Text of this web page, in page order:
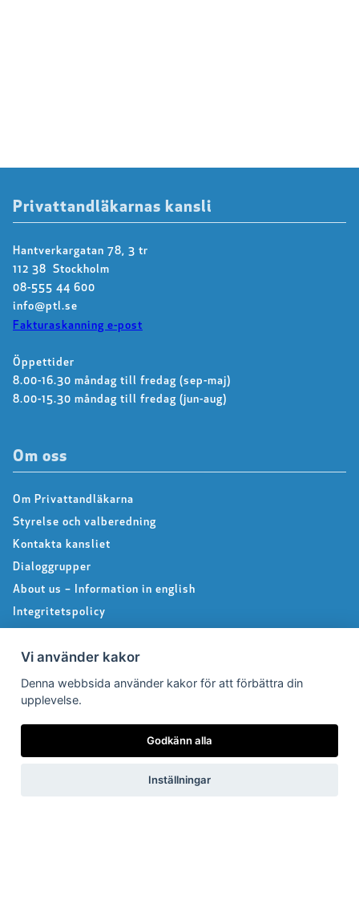
Privattandläkarnas kansli
Hantverkargatan 78, 3 tr
112 38 Stockholm
08-555 44 600
info@ptl.se
Fakturaskanning e-post
Öppettider
8.00-16.30 måndag till fredag (sep-maj)
8.00-15.30 måndag till fredag (jun-aug)
Om oss
Om Privattandläkarna
Styrelse och valberedning
Kontakta kansliet
Dialoggrupper
About us – Information in english
Integritetspolicy
Pressrum
Debattartiklar
Vi använder kakor
Denna webbsida använder kakor för att förbättra din
upplevelse.
Godkänn alla
Inställningar